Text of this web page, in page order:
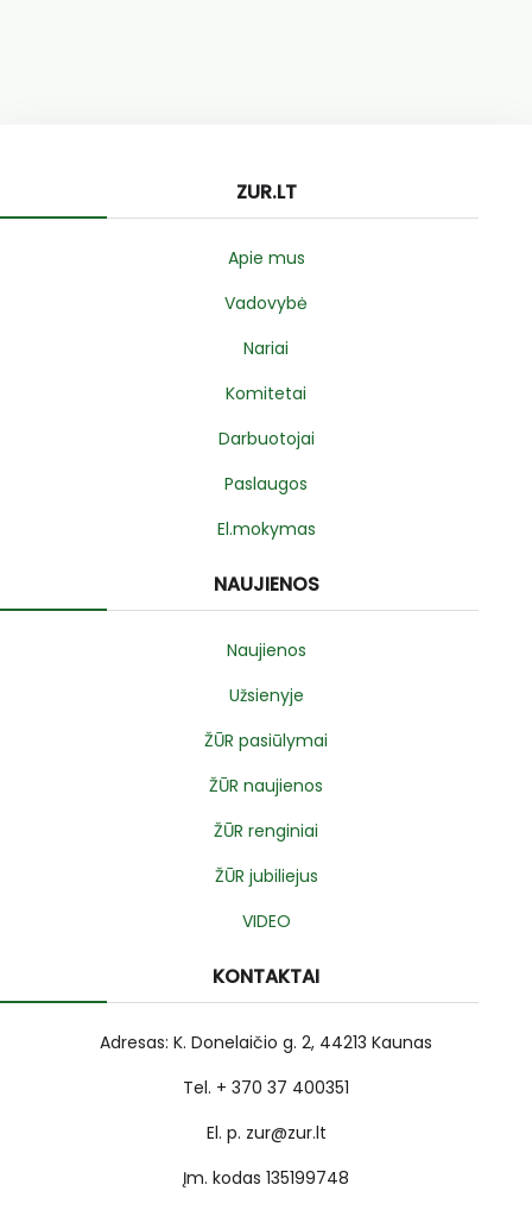
ZUR.LT
Apie mus
Vadovybė
Nariai
Komitetai
Darbuotojai
Paslaugos
El.mokymas
NAUJIENOS
Naujienos
Užsienyje
ŽŪR pasiūlymai
ŽŪR naujienos
ŽŪR renginiai
ŽŪR jubiliejus
VIDEO
KONTAKTAI
Adresas: K. Donelaičio g. 2, 44213 Kaunas
Tel. + 370 37 400351
El. p. zur@zur.lt
Įm. kodas 135199748